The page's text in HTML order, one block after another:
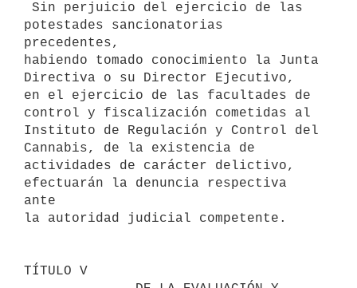
potestades sancionatorias
precedentes,
habiendo tomado conocimiento la Junta
Directiva o su Director Ejecutivo,
en el ejercicio de las facultades de
control y fiscalización cometidas al
Instituto de Regulación y Control del
Cannabis, de la existencia de
actividades de carácter delictivo,
efectuarán la denuncia respectiva
ante
la autoridad judicial competente.
TÍTULO V